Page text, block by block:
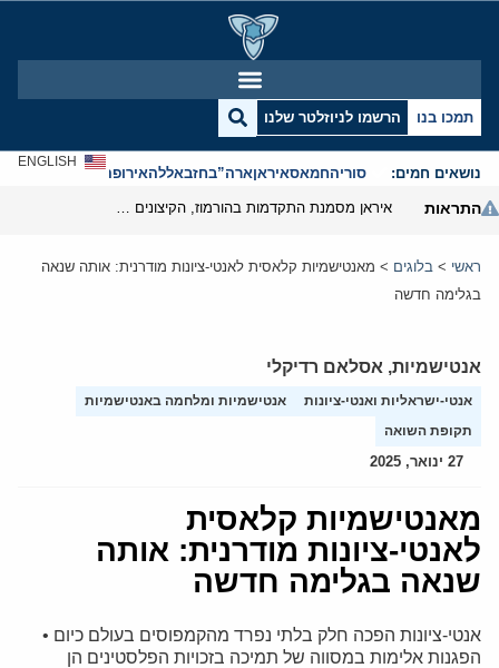
תמכו בנו הרשמו לניוזלטר שלנו
נושאים חמים: סוריהחמאסאיראןארה”בחזבאללהאירופהאנטישמיות
ENGLISH
התראות
ראשי > בלוגים > מאנטישמיות קלאסית לאנטי-ציונות מודרנית: אותה שנאה
בגלימה חדשה
אנטישמיות, אסלאם רדיקלי
אנטי-ישראליות ואנטי-ציונות
אנטישמיות ומלחמה באנטישמיות
תקופת השואה
27 ינואר, 2025
מאנטישמיות קלאסית
לאנטי-ציונות מודרנית: אותה
שנאה בגלימה חדשה
אנטי-ציונות הפכה חלק בלתי נפרד מהקמפוסים בעולם כיום •
הפגנות אלימות במסווה של תמיכה בזכויות הפלסטינים הן